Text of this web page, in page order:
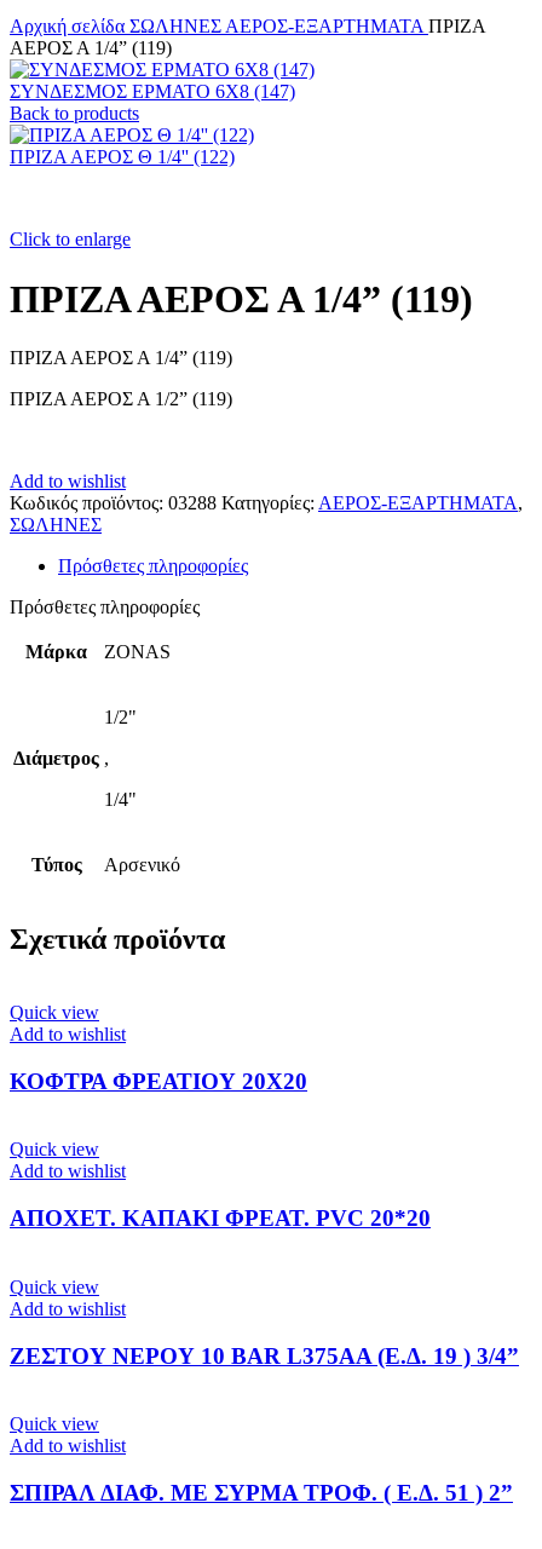
Αρχική σελίδα ΣΩΛΗΝΕΣ ΑΕΡΟΣ-ΕΞΑΡΤΗΜΑΤΑ ΠΡΙΖΑ
ΑΕΡΟΣ Α 1/4” (119)
ΣΥΝΔΕΣΜΟΣ ΕΡΜΑΤΟ 6Χ8 (147)
Back to products
ΠΡΙΖΑ ΑΕΡΟΣ Θ 1/4'' (122)
Click to enlarge
ΠΡΙΖΑ ΑΕΡΟΣ Α 1/4” (119)
ΠΡΙΖΑ ΑΕΡΟΣ Α 1/4” (119)
ΠΡΙΖΑ ΑΕΡΟΣ Α 1/2” (119)
Add to wishlist
Κωδικός προϊόντος: 03288 Κατηγορίες: ΑΕΡΟΣ-ΕΞΑΡΤΗΜΑΤΑ,
ΣΩΛΗΝΕΣ
Πρόσθετες πληροφορίες
Πρόσθετες πληροφορίες
Μάρκα ZONAS
Διάμετρος
1/2"
,
1/4"
Τύπος Αρσενικό
Σχετικά προϊόντα
Quick view
Add to wishlist
ΚΟΦΤΡΑ ΦΡΕΑΤΙΟΥ 20Χ20
Quick view
Add to wishlist
ΑΠΟΧΕΤ. ΚΑΠΑΚΙ ΦΡΕΑΤ. PVC 20*20
Quick view
Add to wishlist
ΖΕΣΤΟΥ ΝΕΡΟΥ 10 BAR L375AA (Ε.Δ. 19 ) 3/4”
Quick view
Add to wishlist
ΣΠΙΡΑΛ ΔΙΑΦ. ΜΕ ΣΥΡΜΑ ΤΡΟΦ. ( Ε.Δ. 51 ) 2”